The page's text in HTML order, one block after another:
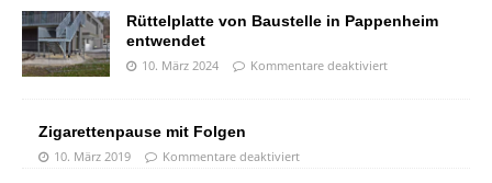
Rüttelplatte von Baustelle in Pappenheim
entwendet
10. März 2024 Kommentare deaktiviert
Zigarettenpause mit Folgen
10. März 2019 Kommentare deaktiviert